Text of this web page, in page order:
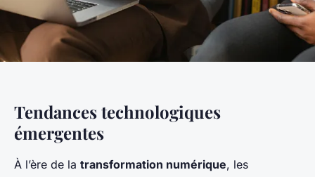
Tendances technologiques
émergentes
À l’ère de la transformation numérique, les